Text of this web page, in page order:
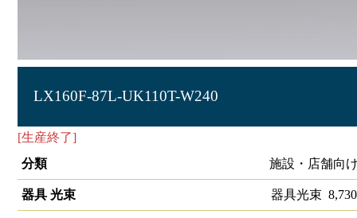
LX160F-87L-UK110T-W240
[生産終了]
分類
施設・店舗向
器具 光束 器具光束 8,730